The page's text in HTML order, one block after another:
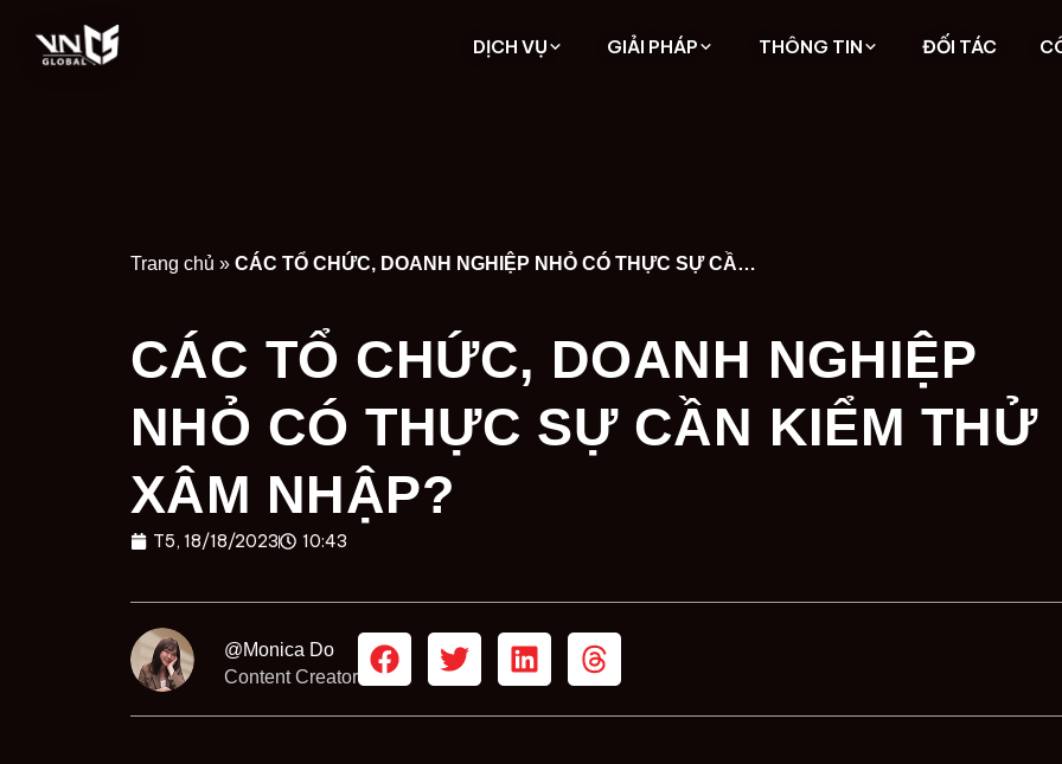
Trang chủ » CÁC TỔ CHỨC, DOANH NGHIỆP NHỎ CÓ THỰC SỰ CẦN KIỂM THỬ XÂM NHẬP?
CÁC TỔ CHỨC, DOANH NGHIỆP
NHỎ CÓ THỰC SỰ CẦN KIỂM THỬ
XÂM NHẬP?
T5, 18/18/2023 10:43
@Monica Do
Content Creator
DỊCH VỤ GIẢI PHÁP THÔNG TIN ĐỐI TÁC